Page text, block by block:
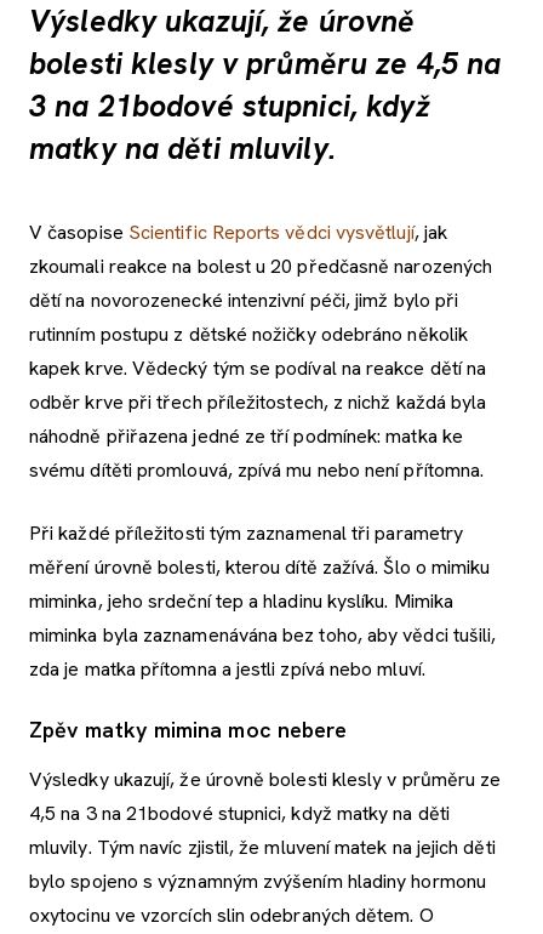
Výsledky ukazují, že úrovně
bolesti klesly v průměru ze 4,5 na
3 na 21bodové stupnici, když
matky na děti mluvily.
V časopise Scientific Reports vědci vysvětlují, jak
zkoumali reakce na bolest u 20 předčasně narozených
dětí na novorozenecké intenzivní péči, jimž bylo při
rutinním postupu z dětské nožičky odebráno několik
kapek krve. Vědecký tým se podíval na reakce dětí na
odběr krve při třech příležitostech, z nichž každá byla
náhodně přiřazena jedné ze tří podmínek: matka ke
svému dítěti promlouvá, zpívá mu nebo není přítomna.
Při každé příležitosti tým zaznamenal tři parametry
měření úrovně bolesti, kterou dítě zažívá. Šlo o mimiku
miminka, jeho srdeční tep a hladinu kyslíku. Mimika
miminka byla zaznamenávána bez toho, aby vědci tušili,
zda je matka přítomna a jestli zpívá nebo mluví.
Zpěv matky mimina moc nebere
Výsledky ukazují, že úrovně bolesti klesly v průměru ze
4,5 na 3 na 21bodové stupnici, když matky na děti
mluvily. Tým navíc zjistil, že mluvení matek na jejich děti
bylo spojeno s významným zvýšením hladiny hormonu
oxytocinu ve vzorcích slin odebraných dětem. O